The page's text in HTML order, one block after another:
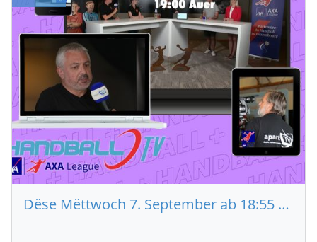
Dëse Mëttwoch 7. September ab 18:55 Auer Livestream vum FLH Season Opening 2022